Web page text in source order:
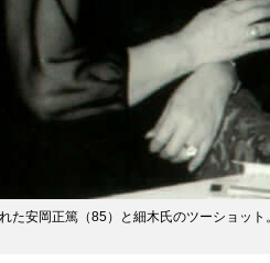
た安岡正篤（85）と細木氏のツーショッ